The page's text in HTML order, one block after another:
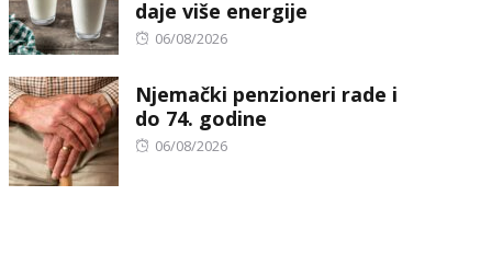
daje više energije
Posted
06/08/2026
Njemački penzioneri rade i
do 74. godine
Posted
06/08/2026